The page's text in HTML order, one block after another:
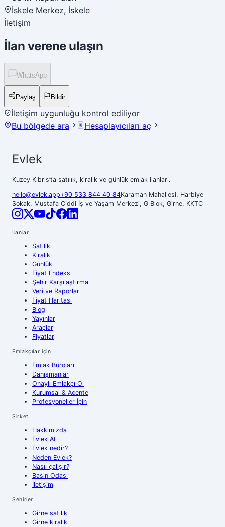
İskele Merkez, İskele
İletişim
İlan verene ulaşın
WhatsApp
Paylaş Bildir
İletişim uygunluğu kontrol ediliyor
Bu bölgede ara
Hesaplayıcıları aç
Evlek
Kuzey Kıbrıs’ta satılık, kiralık ve günlük emlak ilanları.
hello@evlek.app+90 533 844 40 84Karaman Mahallesi, Harbiye
Sokak, Mustafa Ciddi İş ve Yaşam Merkezi, G Blok, Girne, KKTC
İlanlar
Satılık
Kiralık
Günlük
Fiyat Endeksi
Şehir Karşılaştırma
Veri ve Raporlar
Fiyat Haritası
Blog
Yayınlar
Araçlar
Fiyatlar
Emlakçılar için
Emlak Büroları
Danışmanlar
Onaylı Emlakçı Ol
Kurumsal & Acente
Profesyoneller İçin
Şirket
Hakkımızda
Evlek AI
Evlek nedir?
Neden Evlek?
Nasıl çalışır?
Basın Odası
İletişim
Şehirler
Girne satılık
Girne kiralık